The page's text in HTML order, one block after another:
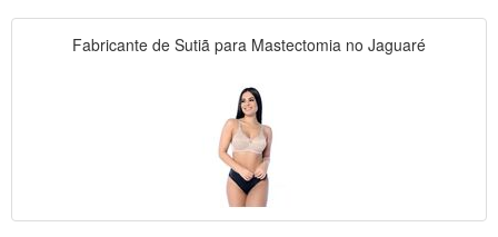
Fabricante de Sutiã para Mastectomia no Jaguaré